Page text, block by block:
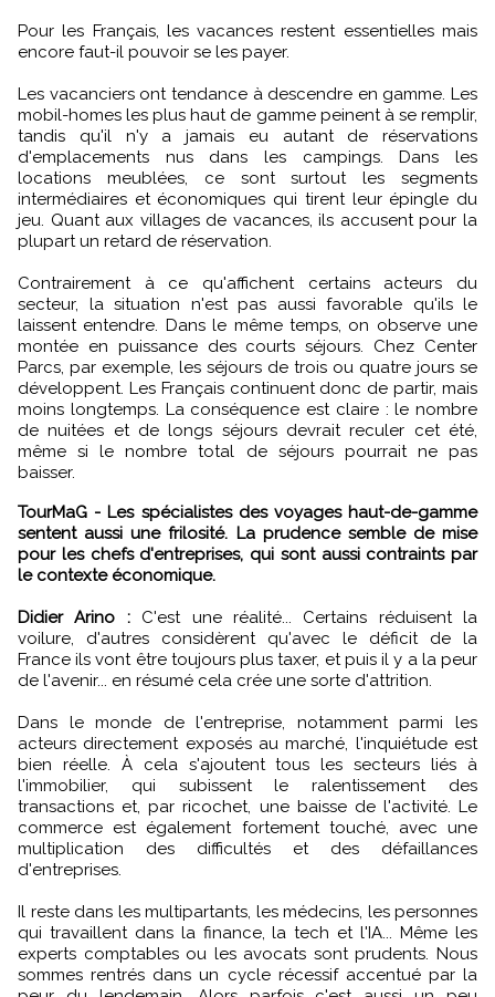
Pour les Français, les vacances restent essentielles mais
encore faut-il pouvoir se les payer.
Les vacanciers ont tendance à descendre en gamme. Les
mobil-homes les plus haut de gamme peinent à se remplir,
tandis qu'il n'y a jamais eu autant de réservations
d'emplacements nus dans les campings. Dans les
locations meublées, ce sont surtout les segments
intermédiaires et économiques qui tirent leur épingle du
jeu. Quant aux villages de vacances, ils accusent pour la
plupart un retard de réservation.
Contrairement à ce qu'affichent certains acteurs du
secteur, la situation n'est pas aussi favorable qu'ils le
laissent entendre. Dans le même temps, on observe une
montée en puissance des courts séjours. Chez Center
Parcs, par exemple, les séjours de trois ou quatre jours se
développent. Les Français continuent donc de partir, mais
moins longtemps. La conséquence est claire : le nombre
de nuitées et de longs séjours devrait reculer cet été,
même si le nombre total de séjours pourrait ne pas
baisser.
TourMaG - Les spécialistes des voyages haut-de-gamme
sentent aussi une frilosité. La prudence semble de mise
pour les chefs d'entreprises, qui sont aussi contraints par
le contexte économique.
Didier Arino :C'est une réalité... Certains réduisent la
voilure, d'autres considèrent qu'avec le déficit de la
France ils vont être toujours plus taxer, et puis il y a la peur
de l'avenir... en résumé cela crée une sorte d'attrition.
Dans le monde de l'entreprise, notamment parmi les
acteurs directement exposés au marché, l'inquiétude est
bien réelle. À cela s'ajoutent tous les secteurs liés à
l'immobilier, qui subissent le ralentissement des
transactions et, par ricochet, une baisse de l'activité. Le
commerce est également fortement touché, avec une
multiplication des difficultés et des défaillances
d'entreprises.
Il reste dans les multipartants, les médecins, les personnes
qui travaillent dans la finance, la tech et l'IA... Même les
experts comptables ou les avocats sont prudents. Nous
sommes rentrés dans un cycle récessif accentué par la